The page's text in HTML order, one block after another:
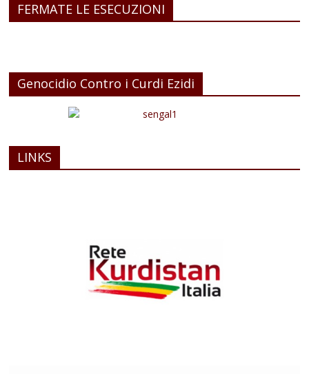
FERMATE LE ESECUZIONI
Genocidio Contro i Curdi Ezidi
LINKS